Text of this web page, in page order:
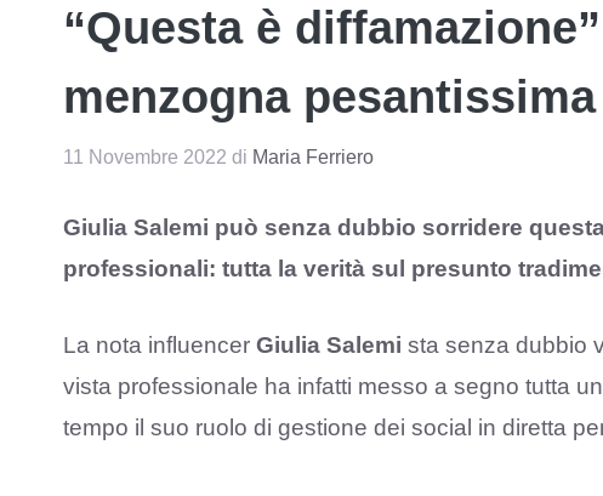
“Questa è
menzogna pesantissima
11 Novembre 2022 di Maria Ferriero
Giulia Salemi può senza dubbio sorridere
professionali: tutta la verità sul presunto
La nota influencer Giulia Salemi sta senza dubbio
vista professionale ha infatti messo a segno tutta
tempo il suo ruolo di gestione dei social in diretta